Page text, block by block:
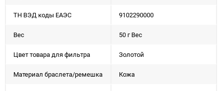
ТН ВЭД коды ЕАЭС 9102290000
Вес 50 г Вес
Цвет товара для фильтра Золотой
Материал браслета/ремешка Кожа